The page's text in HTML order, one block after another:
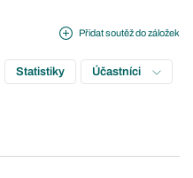
Přidat soutěž do záložek
Statistiky Účastníci